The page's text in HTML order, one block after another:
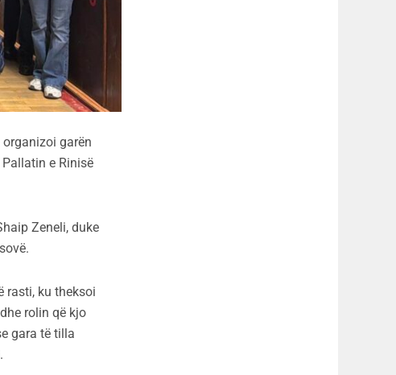
organizoi garën
e Rinisë
Zeneli, duke
rasti, ku theksoi
rolin që kjo
gara të tilla